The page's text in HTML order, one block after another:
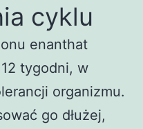
cyklu
enanthat
tygodni, w
organizmu.
go dłużej,